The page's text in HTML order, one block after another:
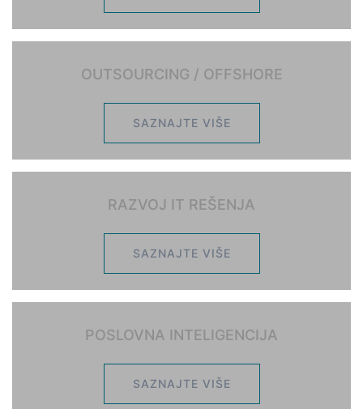
OUTSOURCING / OFFSHORE
SAZNAJTE VIŠE
RAZVOJ IT REŠENJA
SAZNAJTE VIŠE
POSLOVNA INTELIGENCIJA
SAZNAJTE VIŠE